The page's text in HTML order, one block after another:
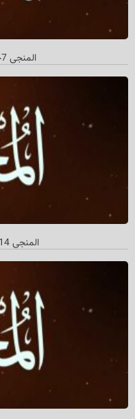
المنجي 7جمادي الثاني 1444
المنجي 14جمادي الثاني 1444